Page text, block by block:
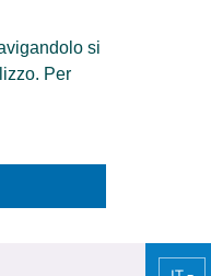
si
Per